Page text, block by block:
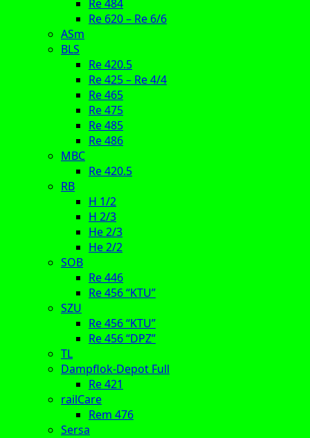
Re 484
Re 620 – Re 6/6
ASm
BLS
Re 420.5
Re 425 – Re 4/4
Re 465
Re 475
Re 485
Re 486
MBC
Re 420.5
RB
H 1/2
H 2/3
He 2/3
He 2/2
SOB
Re 446
Re 456 “KTU”
SZU
Re 456 “KTU”
Re 456 “DPZ”
TL
Dampflok-Depot Full
Re 421
railCare
Rem 476
Sersa